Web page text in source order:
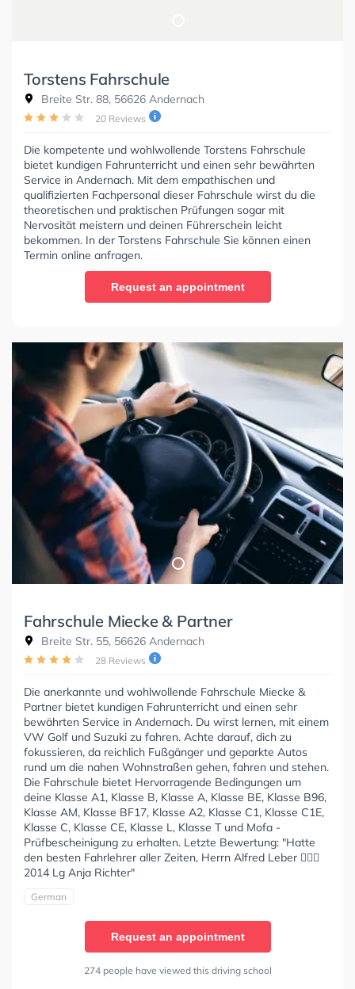
Torstens Fahrschule
Breite Str. 88, 56626 Andernach
20 Reviews
Die kompetente und wohlwollende Torstens Fahrschule
bietet kundigen Fahrunterricht und einen sehr bewährten
Service in Andernach. Mit dem empathischen und
qualifizierten Fachpersonal dieser Fahrschule wirst du die
theoretischen und praktischen Prüfungen sogar mit
Nervosität meistern und deinen Führerschein leicht
bekommen. In der Torstens Fahrschule Sie können einen
Termin online anfragen.
Request an appointment
Fahrschule Miecke & Partner
Breite Str. 55, 56626 Andernach
28 Reviews
Die anerkannte und wohlwollende Fahrschule Miecke &
Partner bietet kundigen Fahrunterricht und einen sehr
bewährten Service in Andernach. Du wirst lernen, mit einem
VW Golf und Suzuki zu fahren. Achte darauf, dich zu
fokussieren, da reichlich Fußgänger und geparkte Autos
rund um die nahen Wohnstraßen gehen, fahren und stehen.
Die Fahrschule bietet Hervorragende Bedingungen um
deine Klasse A1, Klasse B, Klasse A, Klasse BE, Klasse B96,
Klasse AM, Klasse BF17, Klasse A2, Klasse C1, Klasse C1E,
Klasse C, Klasse CE, Klasse L, Klasse T und Mofa -
Prüfbescheinigung zu erhalten. Letzte Bewertung: "Hatte
den besten Fahrlehrer aller Zeiten, Herrn Alfred Leber 👍🏻😊
2014 Lg Anja Richter"
German
Request an appointment
274 people have viewed this driving school